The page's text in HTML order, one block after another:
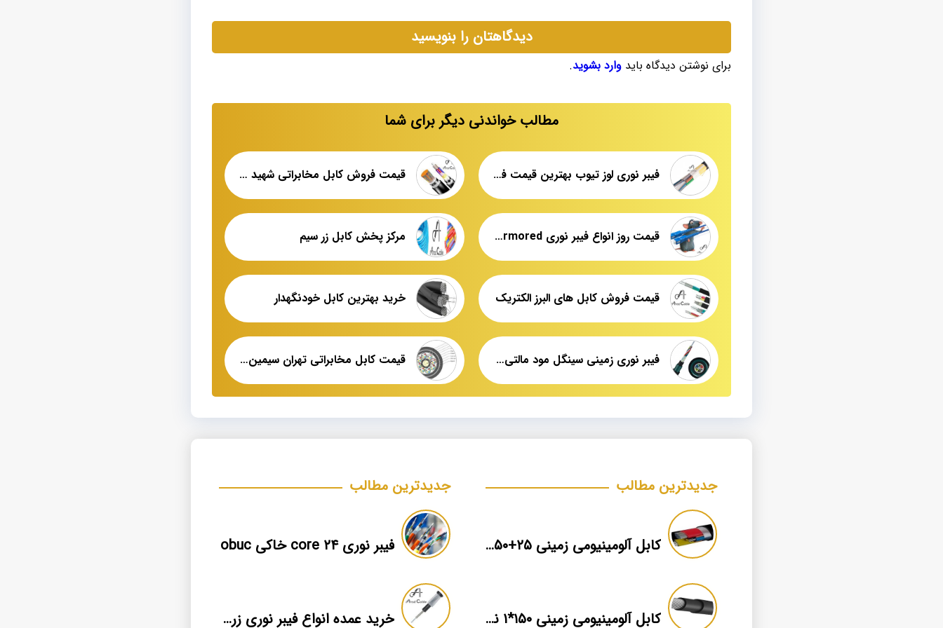
دیدگاهتان را بنویسید
برای نوشتن دیدگاه باید وارد بشوید.
مطالب خواندنی دیگر برای شما
فیبر نوری لوز تیوب بهترین قیمت فروش قیمت فروش کابل مخابراتی شهید قندی یزد
قیمت روز انواع فیبر نوری armored شهید قندی مرکز پخش کابل زر سیم
قیمت فروش کابل های البرز الکتریک خرید بهترین کابل خودنگهدار
فیبر نوری زمینی سینگل مود مالتی مود قیمت کابل مخابراتی تهران سیمین فر
جدیدترین مطالب
کابل آلومینیومی زمینی ۲۵+۵۰*۳ برند ماهان
کابل آلومینیومی زمینی ۱۵۰*۱ نمایندگی فروش
جدیدترین مطالب
فیبر نوری ۲۴ core خاکی obuc
خرید عمده انواع فیبر نوری زره دار دفنی